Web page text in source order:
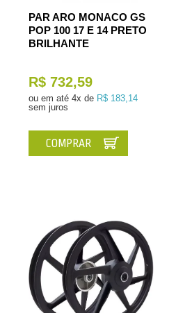
PAR ARO MONACO GS
POP 100 17 E 14 PRETO
BRILHANTE
R$ 732,59
ou em até 4x de R$ 183,14
sem juros
COMPRAR